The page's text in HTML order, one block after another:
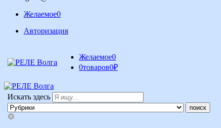
Желаемое0
Авторизация
Желаемое0
0товаров0₽
Искать здесь